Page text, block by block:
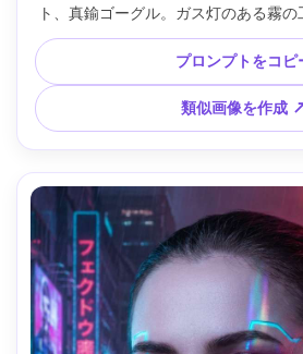
ト、真鍮ゴーグル。ガス灯のある霧の
キーにクールな霧とリムライト。
ウエストアップ、3/4ポーズ、冒険的
然な肌質、リアルなメタルハイライ
プ、映画的グレーディン
プロンプトをコピ
類似画像を作成